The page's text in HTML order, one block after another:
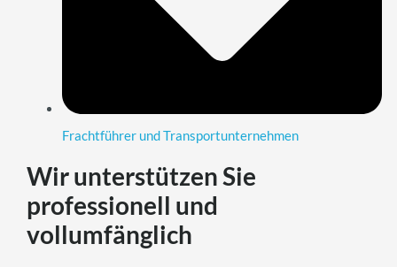
Frachtführer und Transportunternehmen
Wir unterstützen Sie
professionell und
vollumfänglich